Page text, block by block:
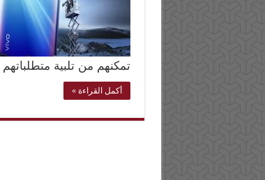
تمكنهم من تلبية
أكمل القراءة »